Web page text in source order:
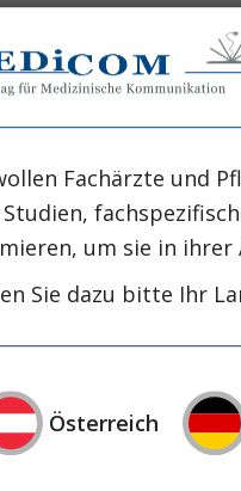
hämatologische
intensiv-
leberzirrhose
Fachärzte und
um sie in
Sie dazu bitte Ihr
Österreich